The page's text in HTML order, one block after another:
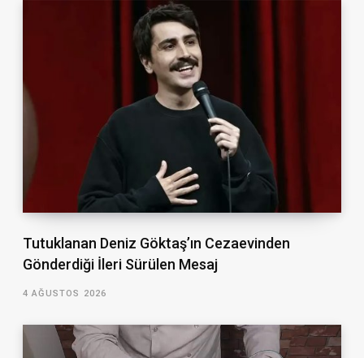
Tutuklanan Deniz Göktaş’ın Cezaevinden
Gönderdiği İleri Sürülen Mesaj
4 AĞUSTOS 2026